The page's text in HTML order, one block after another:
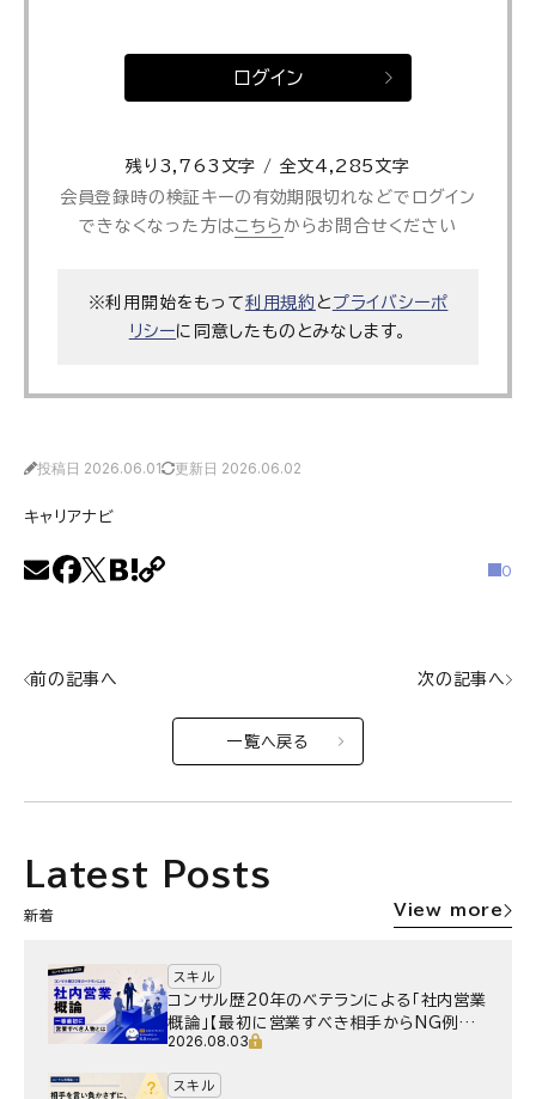
ログイン
残り3,763文字 / 全文4,285文字
会員登録時の検証キーの有効期限切れなどでログイン
できなくなった方はこちら からお問合せください
※利用開始をもって利用規約 と プライバシーポ
リシーに同意したものとみなします。
投稿日 2026.06.01 更新日 2026.06.02
キャリアナビ
0
前の記事へ
一覧へ戻る
次の記事へ
Latest Posts
新着 View more
スキル
コンサル歴20年のベテランによる「社内営業
概論」【最初に営業すべき相手からNG例ま
で】
2026.08.03
スキル